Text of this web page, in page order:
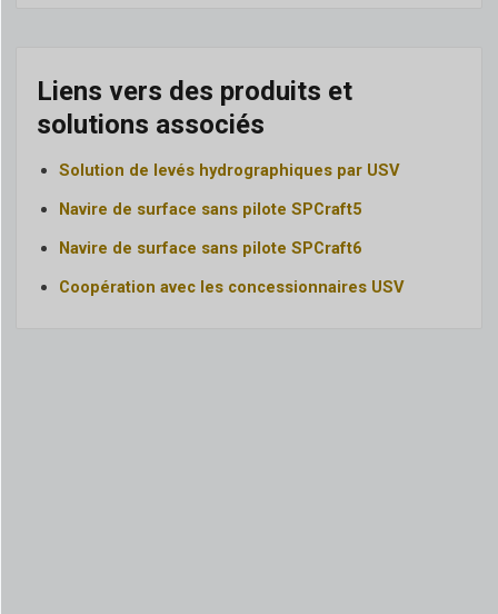
Liens vers des produits et
solutions associés
Solution de levés hydrographiques par USV
Navire de surface sans pilote SPCraft5
Navire de surface sans pilote SPCraft6
Coopération avec les concessionnaires USV